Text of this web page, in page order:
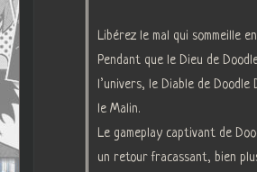
Libérez le mal qui sommeille
Pendant que le Dieu de
l’univers, le Diable de Doodle
le Malin.
Le gameplay captivant de
un retour fracassant, bien